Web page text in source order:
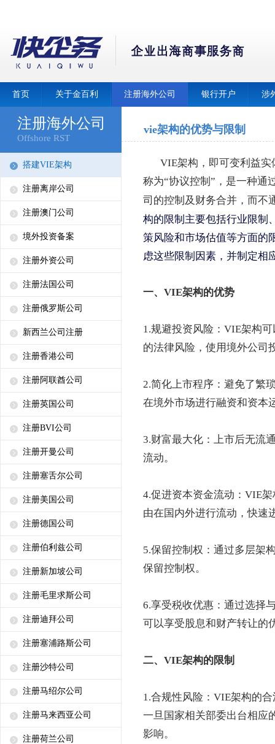
首页 关于金百利 注册海外公司 银行开户 涉
注册海外公司
Offshore RST
搭建VIE架构
注册离岸公司
注册澳门公司
境外投资备案
注册外资公司
注册法国公司
注册俄罗斯公司
新西兰公司注册
注册香港公司
注册阿联酋公司
注册英国公司
注册BVI公司
注册开曼公司
注册塞舌尔公司
注册美国公司
注册德国公司
注册伯利兹公司
注册新加坡公司
注册毛里求斯公司
注册迪拜公司
注册塞浦路斯公司
注册沙特公司
注册马绍尔公司
注册马来西亚公司
注册荷兰公司
vie架构的优势与限制
VIE架构，即可变利益实
称为“协议控制”，是一种通
司的控制及财务合并，而不
构的限制主要包括行业限制
策风险和市场估值等方面的
虑这些限制因素，并制定相
一、VIE架构的优势
1.规避投资风险：VIE架构
的法律风险，使用境外公司
2.简化上市程序：避免了繁
在境外市场进行融资和资本
3.财富最大化：上市后无流
流动。
4.促进资本资金流动：VIE
由在国内外进行流动，快速
5.保留控制权：通过多层架
保留控制权。
6.享受税收优惠：通过选择
可以享受股息和财产转让的
二、VIE架构的限制
1.合规性风险：VIE架构的
一旦国家相关部委出台相应
影响。